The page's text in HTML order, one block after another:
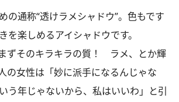
の通称“透けラメシャドウ”。色もです
を楽しめるアイシャドウです。
ずそのキラキラの質！ ラメ、とか輝
の女性は「妙に派手になるんじゃな
う年じゃないから、私はいいわ」と引